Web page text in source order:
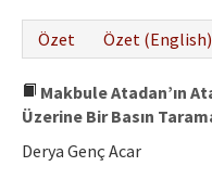
Özet
Özet (English)
Makbule Atadan’ın
Üzerine Bir Basın
Derya Genç Acar